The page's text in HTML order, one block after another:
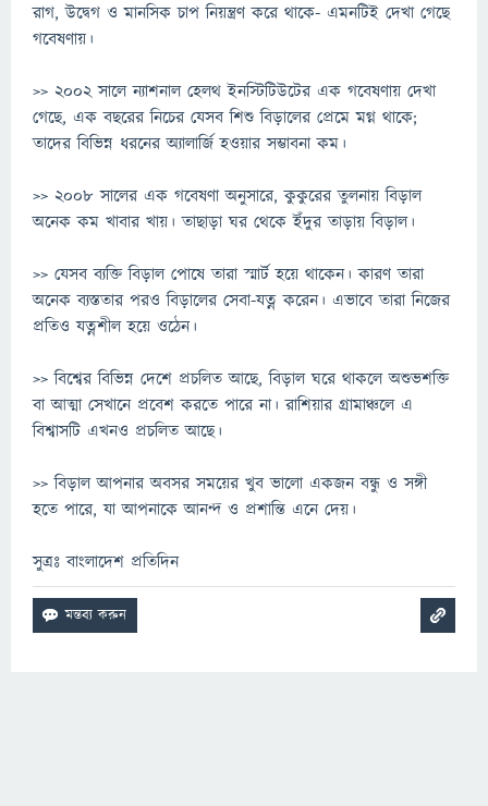
রাগ, উদ্বেগ ও মানসিক চাপ নিয়ন্ত্রণ করে থাকে- এমনটিই দেখা গেছে
গবেষণায়।
>> ২০০২ সালে ন্যাশনাল হেলথ ইনস্টিটিউটের এক গবেষণায় দেখা
গেছে, এক বছরের নিচের যেসব শিশু বিড়ালের প্রেমে মগ্ন থাকে;
তাদের বিভিন্ন ধরনের অ্যালার্জি হওয়ার সম্ভাবনা কম।
>> ২০০৮ সালের এক গবেষণা অনুসারে, কুকুরের তুলনায় বিড়াল
অনেক কম খাবার খায়। তাছাড়া ঘর থেকে ইঁদুর তাড়ায় বিড়াল।
>> যেসব ব্যক্তি বিড়াল পোষে তারা স্মার্ট হয়ে থাকেন। কারণ তারা
অনেক ব্যস্ততার পরও বিড়ালের সেবা-যত্ন করেন। এভাবে তারা নিজের
প্রতিও যত্নশীল হয়ে ওঠেন।
>> বিশ্বের বিভিন্ন দেশে প্রচলিত আছে, বিড়াল ঘরে থাকলে অশুভশক্তি
বা আত্মা সেখানে প্রবেশ করতে পারে না। রাশিয়ার গ্রামাঞ্চলে এ
বিশ্বাসটি এখনও প্রচলিত আছে।
>> বিড়াল আপনার অবসর সময়ের খুব ভালো একজন বন্ধু ও সঙ্গী
হতে পারে, যা আপনাকে আনন্দ ও প্রশান্তি এনে দেয়।
সুত্রঃ বাংলাদেশ প্রতিদিন